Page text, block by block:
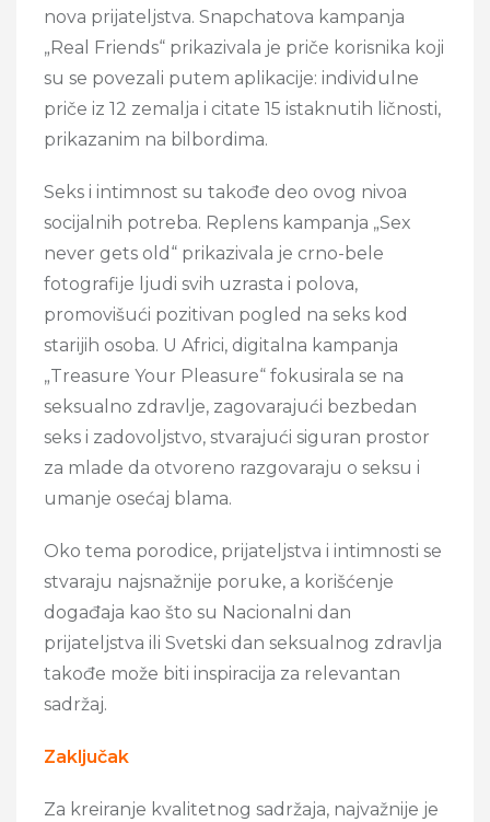
nova prijateljstva. Snapchatova kampanja
„Real Friends“ prikazivala je priče korisnika koji
su se povezali putem aplikacije: individulne
priče iz 12 zemalja i citate 15 istaknutih ličnosti,
prikazanim na bilbordima.
Seks i intimnost su takođe deo ovog nivoa
socijalnih potreba. Replens kampanja „Sex
never gets old“ prikazivala je crno-bele
fotografije ljudi svih uzrasta i polova,
promovišući pozitivan pogled na seks kod
starijih osoba. U Africi, digitalna kampanja
„Treasure Your Pleasure“ fokusirala se na
seksualno zdravlje, zagovarajući bezbedan
seks i zadovoljstvo, stvarajući siguran prostor
za mlade da otvoreno razgovaraju o seksu i
umanje osećaj blama.
Oko tema porodice, prijateljstva i intimnosti se
stvaraju najsnažnije poruke, a korišćenje
događaja kao što su Nacionalni dan
prijateljstva ili Svetski dan seksualnog zdravlja
takođe može biti inspiracija za relevantan
sadržaj.
Zaključak
Za kreiranje kvalitetnog sadržaja, najvažnije je